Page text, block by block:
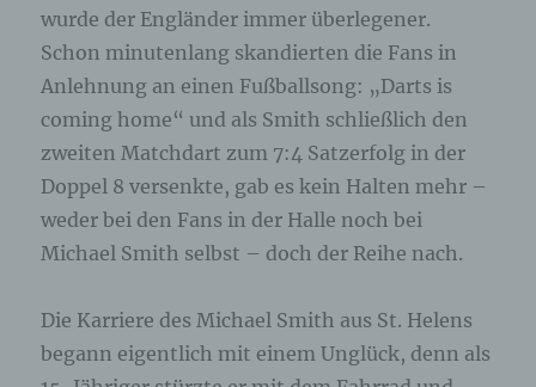
wurde der Engländer immer überlegener.
Schon minutenlang skandierten die Fans in
Anlehnung an einen Fußballsong: „Darts is
coming home“ und als Smith schließlich den
zweiten Matchdart zum 7:4 Satzerfolg in der
Doppel 8 versenkte, gab es kein Halten mehr –
weder bei den Fans in der Halle noch bei
Michael Smith selbst – doch der Reihe nach.
Die Karriere des Michael Smith aus St. Helens
begann eigentlich mit einem Unglück, denn als